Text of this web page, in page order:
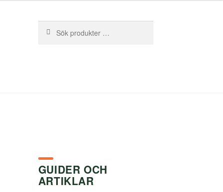
efter:
GUIDER OCH
ARTIKLAR